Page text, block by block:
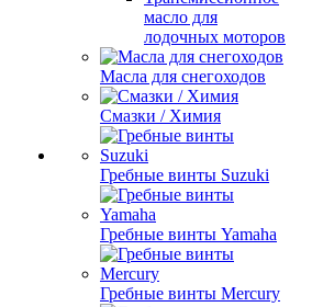
масло для
лодочных моторов
Масла для снегоходов
Смазки / Химия
Гребные винты Suzuki
Гребные винты Yamaha
Гребные винты Mercury